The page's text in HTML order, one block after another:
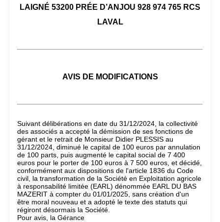
LAIGNÉ 53200 PRÉE D’ANJOU 928 974 765 RCS
LAVAL
AVIS DE MODIFICATIONS
Suivant délibérations en date du 31/12/2024, la collectivité
des associés a accepté la démission de ses fonctions de
gérant et le retrait de Monsieur Didier PLESSIS au
31/12/2024, diminué le capital de 100 euros par annulation
de 100 parts, puis augmenté le capital social de 7 400
euros pour le porter de 100 euros à 7 500 euros, et décidé,
conformément aux dispositions de l'article 1836 du Code
civil, la transformation de la Société en Exploitation agricole
à responsabilité limitée (EARL) dénommée EARL DU BAS
MAZERIT à compter du 01/01/2025, sans création d'un
être moral nouveau et a adopté le texte des statuts qui
régiront désormais la Société.
Pour avis, la Gérance